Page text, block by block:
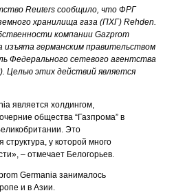
Reuters сообщило, что ФРГ
хранилища газа (ПХГ) Rehden.
компании Gazprom
изъята германским правительством
Федерального сетевого агентства
Целью этих действий является
является холдингом,
общества “Газпрома” в
Это
у которой много
– отмечает Белогорьев.
Germania занималось
и в Азии.